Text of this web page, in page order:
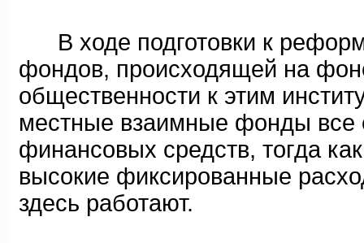
В ходе подготовки к
фондов, происходящей на
общественности к этим
местные взаимные фонды все
финансовых средств, тогда
высокие фиксированные
здесь работают.